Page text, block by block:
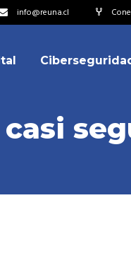
info@reuna.cl